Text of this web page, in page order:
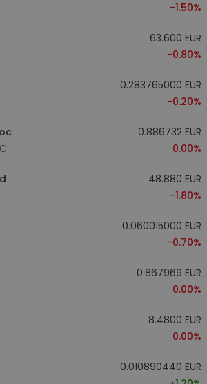
-1.50%
63.600 EUR
-0.80%
0.283765000 EUR
-0.20%
0.886732 EUR
0.00%
48.880 EUR
-1.80%
0.060015000 EUR
-0.70%
0.867969 EUR
0.00%
8.4800 EUR
0.00%
0.010890440 EUR